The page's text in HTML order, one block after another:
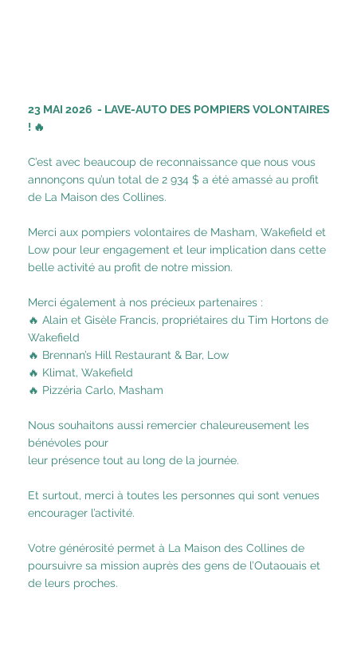
23 MAI 2026 - LAVE-AUTO DES POMPIERS VOLONTAIRES
! 🔥
C’est avec beaucoup de reconnaissance que nous vous
annonçons qu’un total de 2 934 $ a été amassé au profit
de La Maison des Collines.
Merci aux pompiers volontaires de Masham, Wakefield et
Low pour leur engagement et leur implication dans cette
belle activité au profit de notre mission.
Merci également à nos précieux partenaires :
🔥 Alain et Gisèle Francis, propriétaires du Tim Hortons de
Wakefield
🔥 Brennan’s Hill Restaurant & Bar, Low
🔥 Klimat, Wakefield
🔥 Pizzéria Carlo, Masham
Nous souhaitons aussi remercier chaleureusement les
bénévoles pour
leur présence tout au long de la journée.
Et surtout, merci à toutes les personnes qui sont venues
encourager l’activité.
Votre générosité permet à La Maison des Collines de
poursuivre sa mission auprès des gens de l’Outaouais et
de leurs proches.